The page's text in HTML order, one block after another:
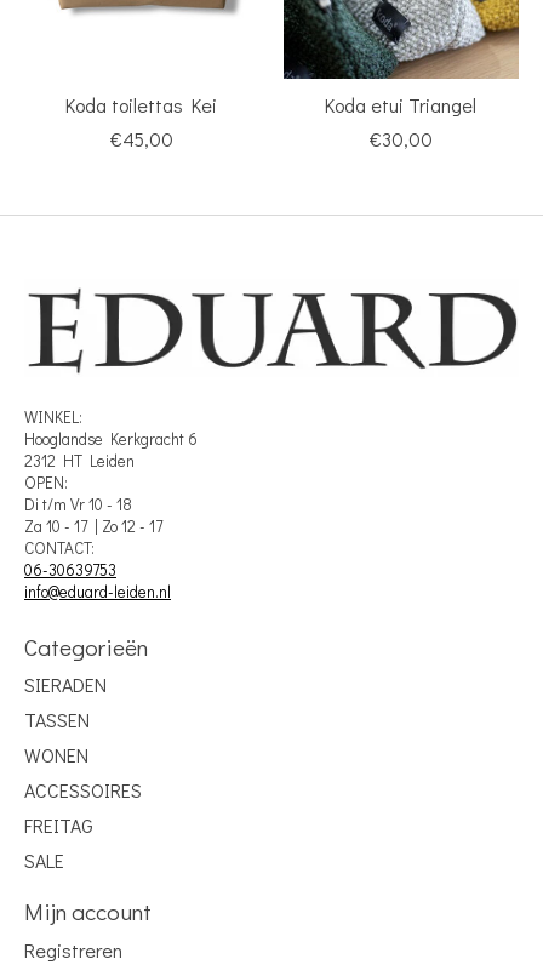
Koda toilettas Kei
€45,00
Koda etui Triangel
€30,00
WINKEL:
Hooglandse Kerkgracht 6
2312 HT Leiden
OPEN:
Di t/m Vr 10 - 18
Za 10 - 17 | Zo 12 - 17
CONTACT:
06-30639753
info@eduard-leiden.nl
Categorieën
SIERADEN
TASSEN
WONEN
ACCESSOIRES
FREITAG
SALE
Mijn account
Registreren